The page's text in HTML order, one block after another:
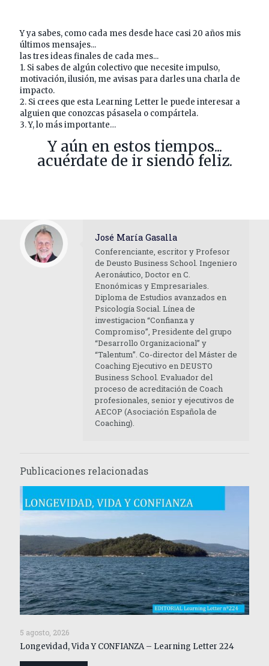
Y ya sabes, como cada mes desde hace casi 20 años mis
últimos mensajes...
las tres ideas finales de cada mes...
1. Si sabes de algún colectivo que necesite impulso,
motivación, ilusión, me avisas para darles una charla de
impacto.
2. Si crees que esta Learning Letter le puede interesar a
alguien que conozcas pásasela o compártela.
3. Y, lo más importante…
Y aún en estos tiempos...
acuérdate de ir siendo feliz.
José María Gasalla
Conferenciante, escritor y Profesor
de Deusto Business School. Ingeniero
Aeronáutico, Doctor en C.
Enonómicas y Empresariales.
Diploma de Estudios avanzados en
Psicología Social. Línea de
investigacion “Confianza y
Compromiso”, Presidente del grupo
“Desarrollo Organizacional” y
“Talentum”. Co-director del Máster de
Coaching Ejecutivo en DEUSTO
Business School. Evaluador del
proceso de acreditación de Coach
profesionales, senior y ejecutivos de
AECOP (Asociación Española de
Coaching).
Publicaciones relacionadas
5 agosto, 2026
Longevidad, Vida Y CONFIANZA – Learning Letter 224